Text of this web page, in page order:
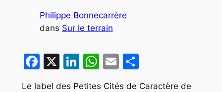
Philippe Bonnecarrère
dans Sur le terrain
Facebook
X LinkedIn
WhatsApp
EmailPartager
Le label des Petites Cités de Caractère de